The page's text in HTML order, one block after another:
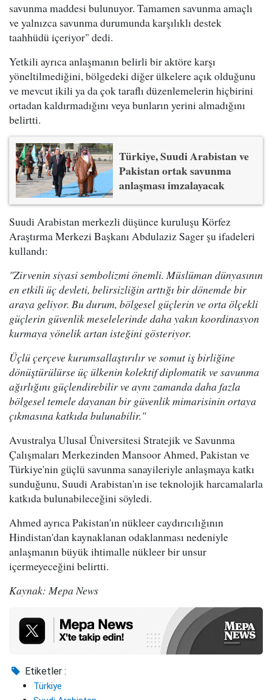
savunma maddesi bulunuyor. Tamamen savunma amaçlı
ve yalnızca savunma durumunda karşılıklı destek
taahhüdü içeriyor" dedi.
Yetkili ayrıca anlaşmanın belirli bir aktöre karşı
yöneltilmediğini, bölgedeki diğer ülkelere açık olduğunu
ve mevcut ikili ya da çok taraflı düzenlemelerin hiçbirini
ortadan kaldırmadığını veya bunların yerini almadığını
belirtti.
Türkiye, Suudi Arabistan ve
Pakistan ortak savunma
anlaşması imzalayacak
Suudi Arabistan merkezli düşünce kuruluşu Körfez
Araştırma Merkezi Başkanı Abdulaziz Sager şu ifadeleri
kullandı:
"Zirvenin siyasi sembolizmi önemli. Müslüman dünyasının
en etkili üç devleti, belirsizliğin arttığı bir dönemde bir
araya geliyor. Bu durum, bölgesel güçlerin ve orta ölçekli
güçlerin güvenlik meselelerinde daha yakın koordinasyon
kurmaya yönelik artan isteğini gösteriyor.
Üçlü çerçeve kurumsallaştırılır ve somut iş birliğine
dönüştürülürse üç ülkenin kolektif diplomatik ve savunma
ağırlığını güçlendirebilir ve aynı zamanda daha fazla
bölgesel temele dayanan bir güvenlik mimarisinin ortaya
çıkmasına katkıda bulunabilir."
Avustralya Ulusal Üniversitesi Stratejik ve Savunma
Çalışmaları Merkezinden Mansoor Ahmed, Pakistan ve
Türkiye'nin güçlü savunma sanayileriyle anlaşmaya katkı
sunduğunu, Suudi Arabistan'ın ise teknolojik harcamalarla
katkıda bulunabileceğini söyledi.
Ahmed ayrıca Pakistan'ın nükleer caydırıcılığının
Hindistan'dan kaynaklanan odaklanması nedeniyle
anlaşmanın büyük ihtimalle nükleer bir unsur
içermeyeceğini belirtti.
Kaynak: Mepa News
Etiketler :
Türkiye